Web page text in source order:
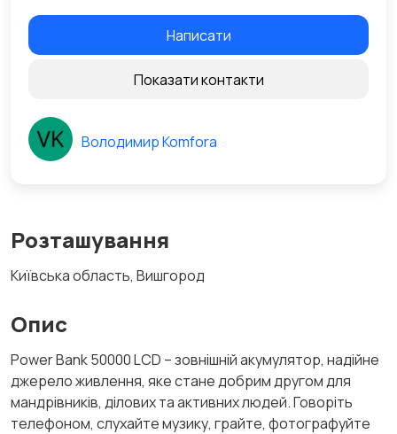
Розташування
Київська область, Вишгород
Опис
Power Bank 50000 LCD – зовнішній акумулятор, надійне
джерело живлення, яке стане добрим другом для
мандрівників, ділових та активних людей. Говоріть
телефоном, слухайте музику, грайте, фотографуйте
Написати
Показати контакти
Володимир Komfora